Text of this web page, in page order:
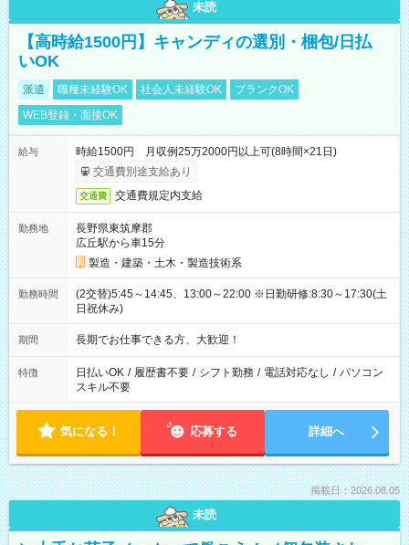
未読
【高時給1500円】キャンディの選別・梱包/日払
いOK
派遣 職種未経験OK 社会人未経験OK
ブランクOK
WEB登録・面接OK
給与
時給1500円 月収例25万2000円以上可(8時間×21日)
交通費別途支給あり
交通費 交通費規定内支給
勤務地
長野県東筑摩郡
広丘駅から車15分
製造・建築・土木・製造技術系
勤務時間
(2交替)5:45～14:45、13:00～22:00 ※日勤研修:8:30～17:30(土
日祝休み)
期間 長期でお仕事できる方、大歓迎！
特徴 日払いOK / 履歴書不要 / シフト勤務 / 電話対応なし / パソコン
スキル不要
気になる！ 応募する 詳細へ
掲載日：2026.08.05
未読